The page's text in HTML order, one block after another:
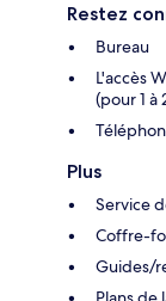
Restez
Bureau
L'accès
(pour 1 à
Plus
Service
Coffre-
Guides/